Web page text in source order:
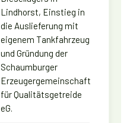
Lindhorst, Einstieg in
die Auslieferung mit
eigenem Tankfahrzeug
und Gründung der
Schaumburger
Erzeugergemeinschaft
für Qualitätsgetreide
eG.